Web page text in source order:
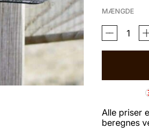
MÆNGDE
CAVALEROS
KASKET
MODEL
Alle priser
beregnes